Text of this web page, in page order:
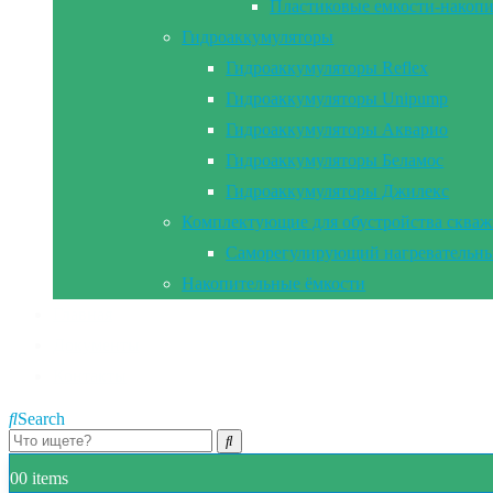
Пластиковые емкости-
Гидроаккумуляторы
Гидроаккумуляторы Reflex
Гидроаккумуляторы Unipump
Гидроаккумуляторы Акварио
Гидроаккумуляторы Беламос
Гидроаккумуляторы Джилекс
Комплектующие для обустройства
Саморегулирующий
Накопительные ёмкости
Search
00 items